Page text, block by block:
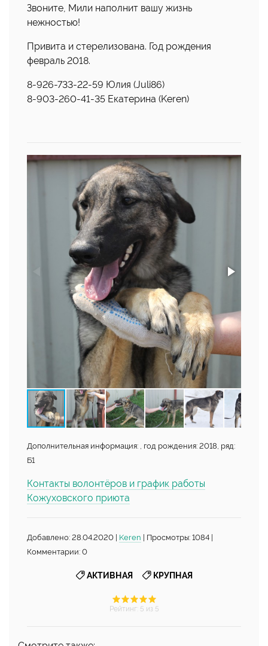
Звоните, Мили наполнит вашу жизнь
нежностью!
Привита и стерелизована. Год рождения
февраль 2018.
8-926-733-22-59 Юлия (Juli86)
8-903-260-41-35 Екатерина (Keren)
Дополнительная информация: , год рождения: 2018, ряд:
Б1
Контакты волонтёров и график работы
Кожуховского приюта
Добавлено: 28.04.2020 | Keren | Просмотры: 1084 |
Комментарии: 0
АКТИВНАЯ, КРУПНАЯ
Рейтинг: 5 из 5